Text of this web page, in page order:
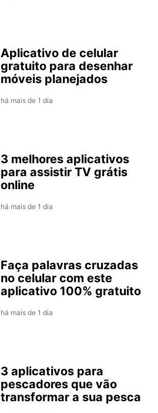
Aplicativo de celular
gratuito para desenhar
móveis planejados
há mais de 1 dia
3 melhores aplicativos
para assistir TV grátis
online
há mais de 1 dia
Faça palavras cruzadas
no celular com este
aplicativo 100% gratuito
há mais de 1 dia
3 aplicativos para
pescadores que vão
transformar a sua pesca